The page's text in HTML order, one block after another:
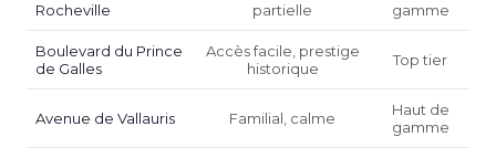
Rocheville
partielle
gamme
Boulevard du Prince
de Galles
Accès facile, prestige
historique
Top tier
Avenue de Vallauris Familial, calme
Haut de
gamme